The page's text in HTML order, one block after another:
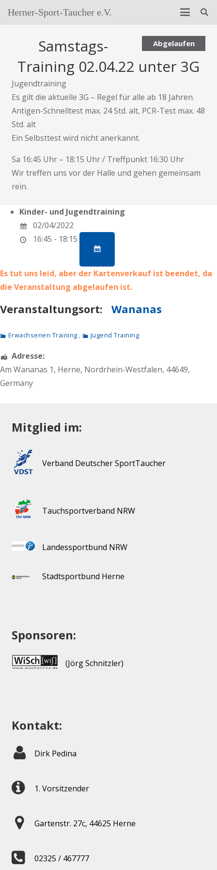
Herner-Sport-Taucher e.V.
Abgelaufen
Samstags-
Training 02.04.22 unter 3G
Jugendtraining
Es gilt die aktuelle 3G – Regel für alle ab 18 Jahren.
Antigen-Schnelltest max. 24 Std. alt, PCR-Test max. 48
Std. alt
Ein Selbsttest wird nicht anerkannt.
Sa 16:45 Uhr – 18:15 Uhr / Treffpunkt 16:30 Uhr
Wir treffen uns vor der Halle und gehen gemeinsam
rein.
Kinder- und Jugendtraining
02/04/2022
16:45 - 18:15
Es tut uns leid, aber der Kartenverkauf ist beendet, da
die Veranstaltung abgelaufen ist.
Veranstaltungsort: Wananas
Erwachsenen Training , Jugend Training
Adresse:
Am Wananas 1, Herne, Nordrhein-Westfalen, 44649,
Germany
Mitglied im:
Verband Deutscher SportTaucher
Tauchsportverband NRW
Landessportbund NRW
Stadtsportbund Herne
Sponsoren:
(Jörg Schnitzler)
Kontakt:
Dirk Pedina
1. Vorsitzender
Gartenstr. 27c, 44625 Herne
02325 / 467777